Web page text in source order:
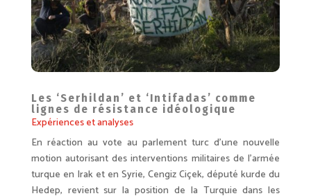
Les ‘Serhildan’ et ‘Intifadas’ comme
lignes de résistance idéologique
Expériences et analyses
En réaction au vote au parlement turc d’une nouvelle
motion autorisant des interventions militaires de l’armée
turque en Irak et en Syrie, Cengiz Ciçek, député kurde du
Hedep, revient sur la position de la Turquie dans les